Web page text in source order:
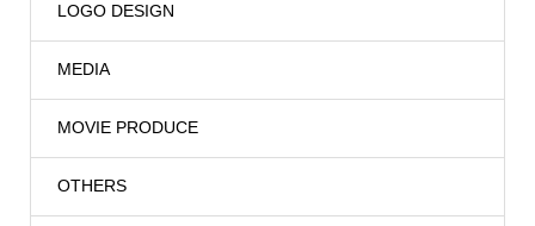
LOGO DESIGN
MEDIA
MOVIE PRODUCE
OTHERS